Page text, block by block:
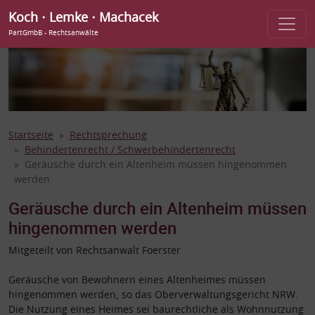
Koch ⋅ Lemke ⋅ Machacek
PartGmbB - Rechtsanwälte
Startseite
Rechtsprechung
Behindertenrecht / Schwerbehindertenrecht
Geräusche durch ein Altenheim müssen hingenommen
werden
Geräusche durch ein Altenheim müssen
hingenommen werden
Mitgeteilt von Rechtsanwalt Foerster
Geräusche von Bewohnern eines Altenheimes müssen
hingenommen werden, so das Oberverwaltungsgericht NRW.
Die Nutzung eines Heimes sei baurechtliche als Wohnnutzung